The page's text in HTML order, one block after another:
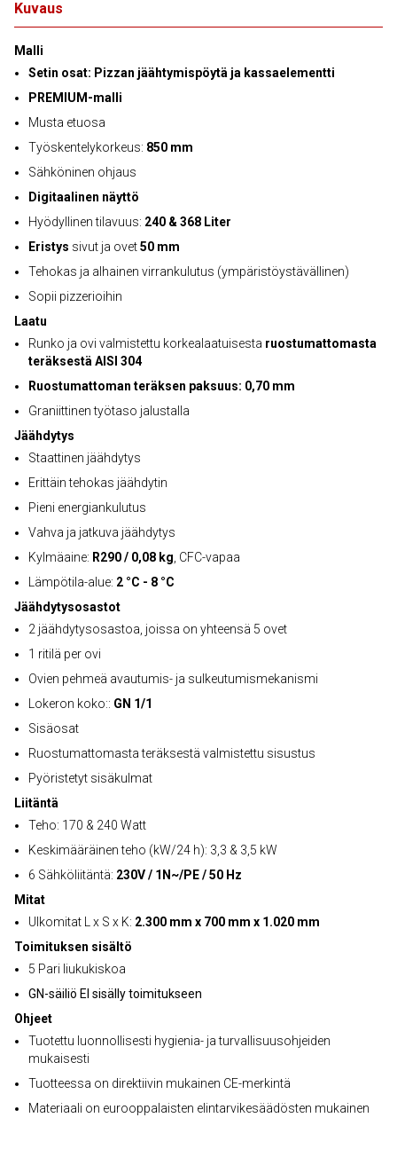
Kuvaus
Malli
Setin osat: Pizzan jäähtymispöytä ja kassaelementti
PREMIUM-malli
Musta etuosa
Työskentelykorkeus: 850 mm
Sähköninen ohjaus
Digitaalinen näyttö
Hyödyllinen tilavuus: 240 & 368 Liter
Eristys sivut ja ovet50 mm
Tehokas ja alhainen virrankulutus (ympäristöystävällinen)
Sopii pizzerioihin
Laatu
Runko ja ovi valmistettu korkealaatuisesta ruostumattomasta
teräksestä AISI 304
Ruostumattoman teräksen paksuus: 0,70 mm
Graniittinen työtaso jalustalla
Jäähdytys
Staattinen jäähdytys
Erittäin tehokas jäähdytin
Pieni energiankulutus
Vahva ja jatkuva jäähdytys
Kylmäaine: R290 / 0,08 kg , CFC-vapaa
Lämpötila-alue: 2 °C - 8 °C
Jäähdytysosastot
2 jäähdytysosastoa, joissa on yhteensä 5 ovet
1 ritilä per ovi
Ovien pehmeä avautumis- ja sulkeutumismekanismi
Lokeron koko:: GN 1/1
Sisäosat
Ruostumattomasta teräksestä valmistettu sisustus
Pyöristetyt sisäkulmat
Liitäntä
Teho: 170 & 240 Watt
Keskimääräinen teho (kW/24 h): 3,3 & 3,5 kW
6 Sähköliitäntä: 230V / 1N~/PE / 50 Hz
Mitat
Ulkomitat L x S x K: 2.300 mm x 700 mm x 1.020 mm
Toimituksen sisältö
5 Pari liukukiskoa
GN-säiliö EI sisälly toimitukseen
Ohjeet
Tuotettu luonnollisesti hygienia- ja turvallisuusohjeiden
mukaisesti
Tuotteessa on direktiivin mukainen CE-merkintä
Materiaali on eurooppalaisten elintarvikesäädösten mukainen